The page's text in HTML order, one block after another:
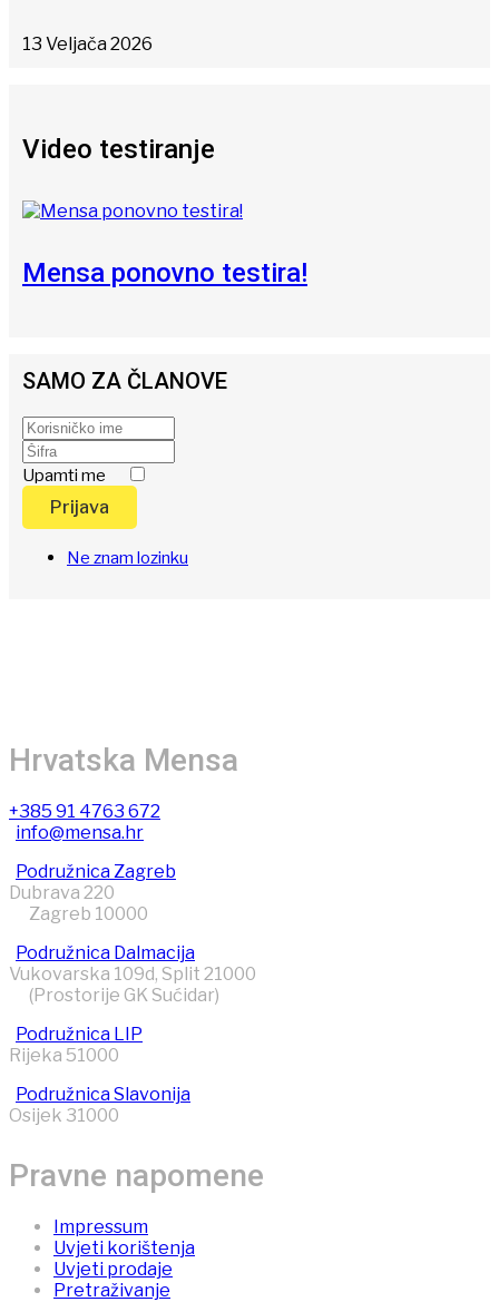
13 Veljača 2026
Video testiranje
Mensa ponovno testira!
SAMO ZA ČLANOVE
Upamti me
Prijava
Ne znam lozinku
Hrvatska Mensa
+385 91 4763 672
info@mensa.hr
Podružnica Zagreb
Dubrava 220
Zagreb 10000
Podružnica Dalmacija
Vukovarska 109d, Split 21000
(Prostorije GK Sućidar)
Podružnica LIP
Rijeka 51000
Podružnica Slavonija
Osijek 31000
Pravne napomene
Impressum
Uvjeti korištenja
Uvjeti prodaje
Pretraživanje